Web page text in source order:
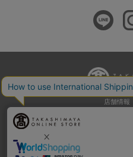
店舗情報
推奨環境 特定商取引法に基
Cookie等の第三者提供について